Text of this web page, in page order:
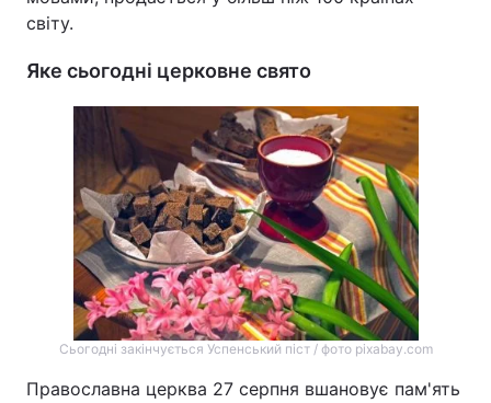
світу.
Яке сьогодні церковне свято
Сьогодні закінчується Успенський піст / фото pixabay.com
Православна церква 27 серпня вшановує пам'ять